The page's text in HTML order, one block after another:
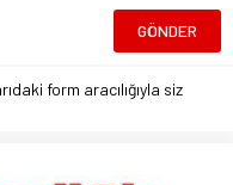
form aracılığıyla siz